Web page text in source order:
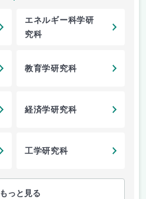
エネルギー科学研
究科
教育学研究科
経済学研究科
工学研究科
もっと見る